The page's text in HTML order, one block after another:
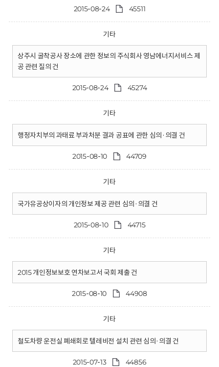
2015-08-24 45511
기타
상주시 굴착공사 장소에 관한 정보의 주식회사 영남에너지서비스 제
공 관련 질의 건
2015-08-24 45274
기타
행정자치부의 과태료 부과처분 결과 공표에 관한 심의·의결 건
2015-08-10 44709
기타
국가유공상이자의 개인정보 제공 관련 심의·의결 건
2015-08-10 44715
기타
2015 개인정보보호 연차보고서 국회 제출 건
2015-08-10 44908
기타
철도차량 운전실 폐쇄회로 텔레비전 설치 관련 심의·의결 건
2015-07-13 44856